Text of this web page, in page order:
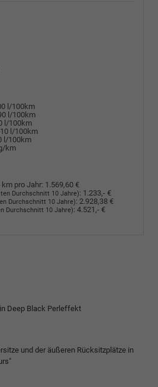
l/100km
l/100km
l/100km
l/100km
l/100km
km
pro Jahr: 1.569,60 €
Durchschnitt 10 Jahre): 1.233,- €
Durchschnitt 10 Jahre): 2.928,38 €
Durchschnitt 10 Jahre): 4.521,- €
Deep Black Perleffekt
und der äußeren Rücksitzplätze in